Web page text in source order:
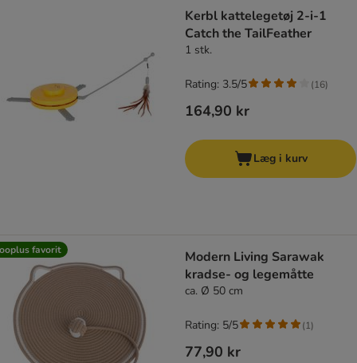
Kerbl kattelegetøj 2-i-1
Catch the TailFeather
1 stk.
164,90 kr
Rating: 3.5/5 (16)
Læg i kurv
favorit
Modern Living Sarawak
kradse- og legemåtte
ca. Ø 50 cm
77,90 kr
Rating: 5/5 (1)